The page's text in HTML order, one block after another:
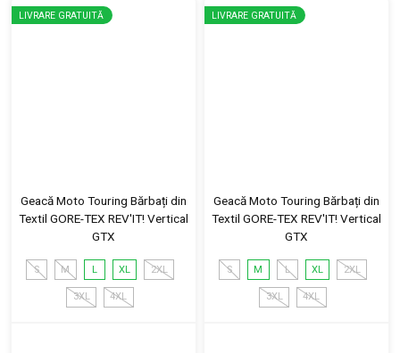
LIVRARE GRATUITĂ
Geacă Moto Touring Bărbați din
Textil GORE-TEX REV'IT! Vertical
GTX
S M L XL 2XL
3XL 4XL
LIVRARE GRATUITĂ
Geacă Moto Touring Bărbați din
Textil GORE-TEX REV'IT! Vertical
GTX
S M L XL 2XL
3XL 4XL